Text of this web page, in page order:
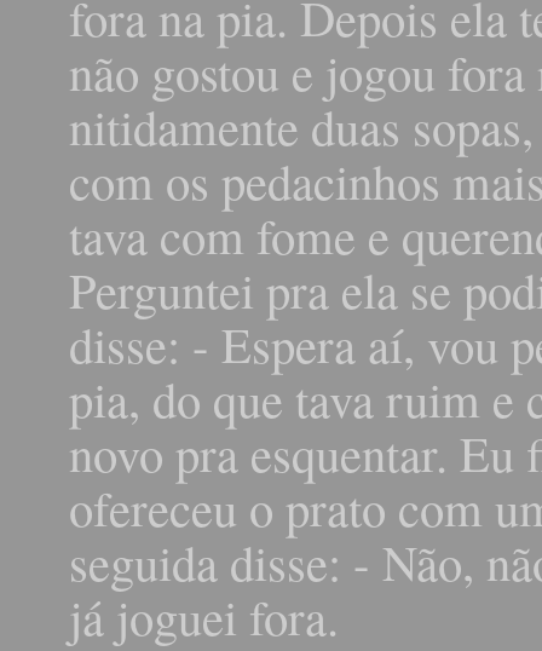
fora na pia. Depois ela
não gostou e jogou
nitidamente duas
com os pedacinhos
tava com fome e
Perguntei pra ela se
disse: - Espera aí, vou
pia, do que tava ruim e
novo pra esquentar.
ofereceu o prato com
seguida disse: - Não,
já joguei fora.